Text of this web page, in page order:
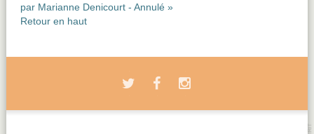
par Marianne Denicourt - Annulé »
Retour en haut